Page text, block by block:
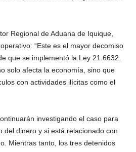
Regional de Aduana de Iquique,
“Este es el mayor decomiso
que se implementó la Ley 21.6632.
solo afecta la economía, sino que
con actividades ilícitas como el
investigando el caso para
del dinero y si está relacionado con
Mientras tanto, los tres detenidos